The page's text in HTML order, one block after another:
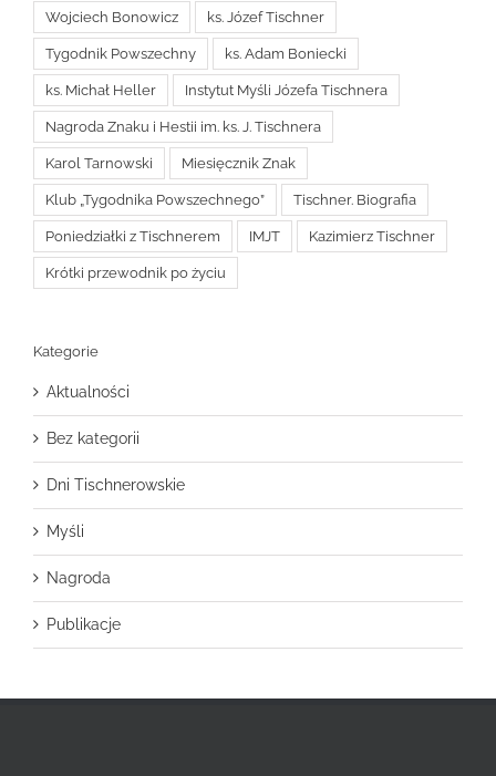
Wojciech Bonowicz ks. Józef Tischner
Tygodnik Powszechny ks. Adam Boniecki
ks. Michał Heller Instytut Myśli Józefa Tischnera
Nagroda Znaku i Hestii im. ks. J. Tischnera
Karol Tarnowski Miesięcznik Znak
Klub „Tygodnika Powszechnego” Tischner. Biografia
Poniedziałki z Tischnerem IMJT Kazimierz Tischner
Krótki przewodnik po życiu
Kategorie
Aktualności
Bez kategorii
Dni Tischnerowskie
Myśli
Nagroda
Publikacje